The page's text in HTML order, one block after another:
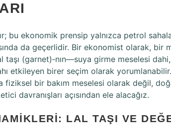
bu ekonomik prensip yalnızca petrol
da geçerlidir. Bir ekonomist olarak, bir
taşı (garnet)‑nın—suya girme meselesi
etkileyen birer seçim olarak yorumlanabilir.
fiziksel bir bakım meselesi olarak değil,
davranışları açısından ele alacağız.
LAL TAŞI VE